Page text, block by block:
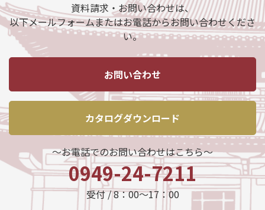
資料請求・お問い合わせは、
以下メールフォームまたはお電話からお問い合わせくださ
い。
お問い合わせ
カタログダウンロード
～お電話でのお問い合わせはこちら～
0949-24-7211
受付 / 8：00～17：00